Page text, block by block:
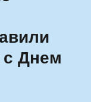
Днем